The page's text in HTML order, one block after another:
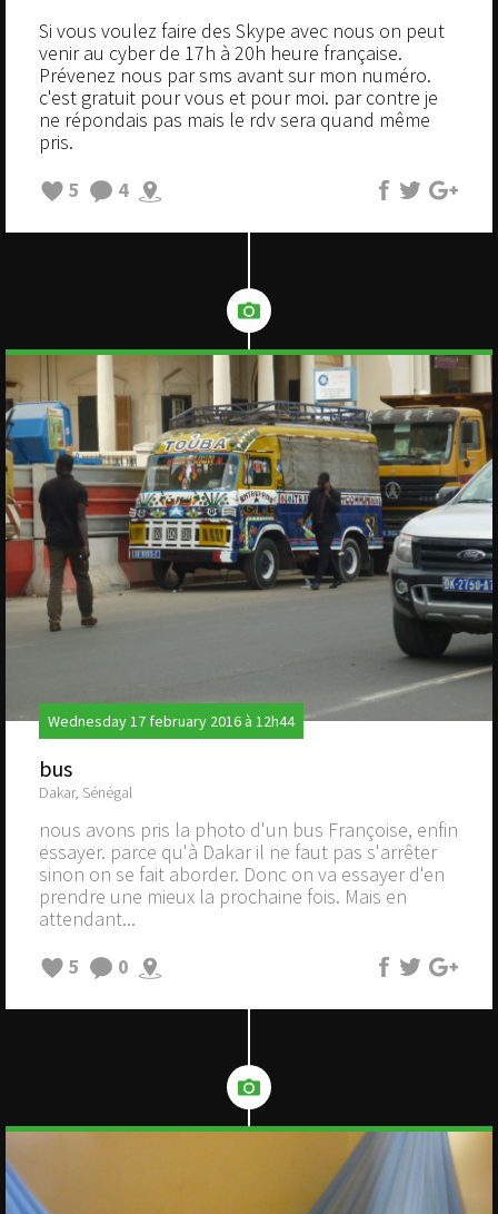
Si vous voulez faire des Skype avec nous on peut
venir au cyber de 17h à 20h heure française.
Prévenez nous par sms avant sur mon numéro.
c'est gratuit pour vous et pour moi. par contre je
ne répondais pas mais le rdv sera quand même
pris.
5
4
Wednesday 17 february 2016 à 12h44
bus
Dakar, Sénégal
nous avons pris la photo d'un bus Françoise, enfin
essayer. parce qu'à Dakar il ne faut pas s'arrêter
sinon on se fait aborder. Donc on va essayer d'en
prendre une mieux la prochaine fois. Mais en
attendant...
5
0